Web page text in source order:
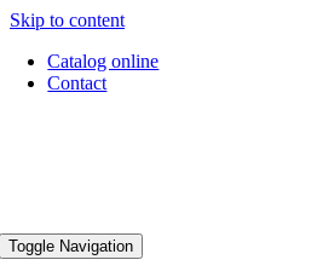
Skip to content
Catalog online
Contact
Toggle Navigation